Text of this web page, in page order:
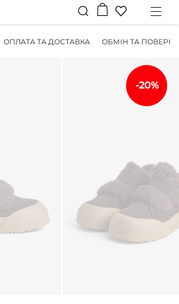
ОПЛАТА ТА ДОСТАВКА ОБМІН ТА
-20%